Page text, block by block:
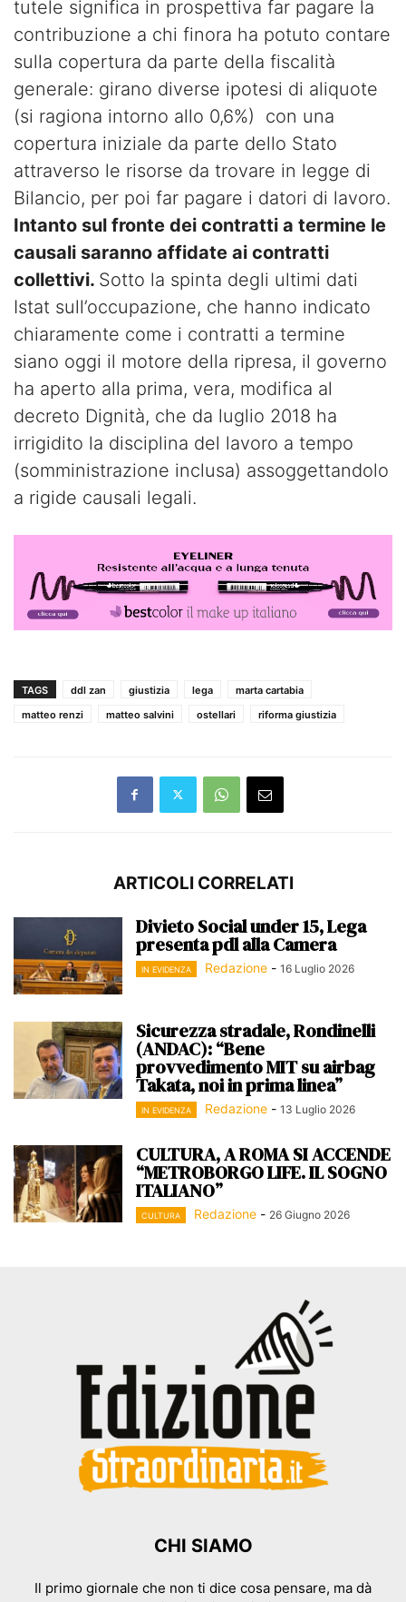
tutele significa in prospettiva far pagare la
contribuzione a chi finora ha potuto contare
sulla copertura da parte della fiscalità
generale: girano diverse ipotesi di aliquote
(si ragiona intorno allo 0,6%) con una
copertura iniziale da parte dello Stato
attraverso le risorse da trovare in legge di
Bilancio, per poi far pagare i datori di lavoro.
Intanto sul fronte dei contratti a termine le
causali saranno affidate ai contratti
collettivi. Sotto la spinta degli ultimi dati
Istat sull’occupazione, che hanno indicato
chiaramente come i contratti a termine
siano oggi il motore della ripresa, il governo
ha aperto alla prima, vera, modifica al
decreto Dignità, che da luglio 2018 ha
irrigidito la disciplina del lavoro a tempo
(somministrazione inclusa) assoggettandolo
a rigide causali legali.
TAGS ddl zan giustizia lega
marta cartabia
matteo renzi
matteo salvini ostellari riforma giustizia
ARTICOLI CORRELATI
Divieto Social under 15, Lega
presenta pdl alla Camera
IN EVIDENZA Redazione - 16 Luglio 2026
Sicurezza stradale, Rondinelli
(ANDAC): “Bene
provvedimento MIT su airbag
Takata, noi in prima linea”
IN EVIDENZA Redazione - 13 Luglio 2026
CULTURA, A ROMA SI ACCENDE
“METROBORGO LIFE. IL SOGNO
ITALIANO”
CULTURA Redazione - 26 Giugno 2026
CHI SIAMO
Il primo giornale che non ti dice cosa pensare, ma dà